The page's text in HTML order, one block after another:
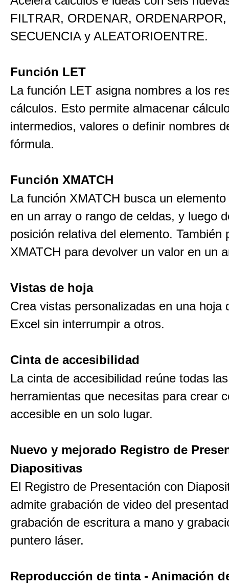
FILTRAR, ORDENAR,
SECUENCIA y ALEATORIOENTRE.
Función LET
La función LET asigna nombres a los
cálculos. Esto permite almacenar
intermedios, valores o definir nombres
fórmula.
Función XMATCH
La función XMATCH busca un
en un array o rango de celdas, y luego
posición relativa del elemento. También
XMATCH para devolver un valor en un
Vistas de hoja
Crea vistas personalizadas en una hoja
Excel sin interrumpir a otros.
Cinta de accesibilidad
La cinta de accesibilidad reúne todas las
herramientas que necesitas para crear
accesible en un solo lugar.
Nuevo y mejorado Registro de
Diapositivas
El Registro de Presentación con
admite grabación de video del
grabación de escritura a mano y
puntero láser.
Reproducción de tinta - Animación